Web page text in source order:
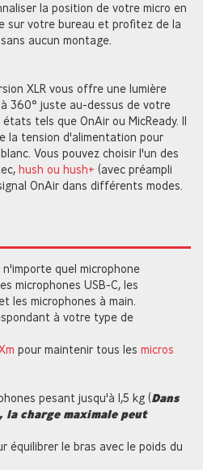
la position de votre micro en
sur votre bureau et profitez de la
aucun montage.
XLR vous offre une lumière
360° juste au-dessus de votre
tels que OnAir ou MicReady. Il
la tension d'alimentation pour
Vous pouvez choisir l'un des
hush ou hush+ (avec préampli
OnAir dans différents modes.
quel microphone
microphones USB-C, les
les microphones à main.
à votre type de
pour maintenir tous lesmicros
pesant jusqu'à 1,5 kg (Dans
charge maximale peut
équilibrer le bras avec le poids du